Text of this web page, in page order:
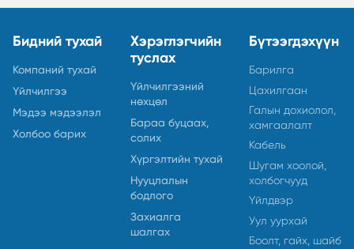
Бидний тухай
Компаний тухай
Үйлчилгээ
Мэдээ мэдээлэл
Холбоо барих
Хэрэглэгчийн
туслах
Үйлчилгээний
нөхцөл
Бараа буцаах,
солих
Хүргэлтийн тухай
Нууцлалын
бодлого
Захиалга
шалгах
Бүтээгдэхүүн
Барилга
Цахилгаан
Галын дохиолол,
хамгаалалт
Кабель
Шугам хоолой,
холбогчууд
Үйлдвэр
Уул уурхай
Боолт, гайх, шайб